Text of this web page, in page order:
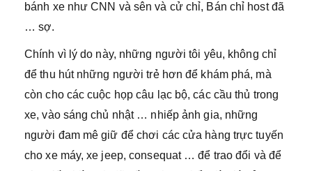
bánh xe như CNN và sên và cử chỉ, Bán chỉ host đã
… sợ.
Chính vì lý do này, những người tôi yêu, không chỉ
để thu hút những người trẻ hơn để khám phá, mà
còn cho các cuộc họp câu lạc bộ, các cầu thủ trong
xe, vào sáng chủ nhật … nhiếp ảnh gia, những
người đam mê giữ để chơi các cửa hàng trực tuyến
cho xe máy, xe jeep, consequat … để trao đổi và để